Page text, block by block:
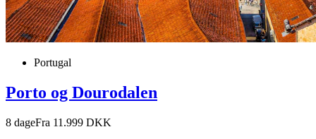
Portugal
Porto og Dourodalen
8 dageFra 11.999 DKK